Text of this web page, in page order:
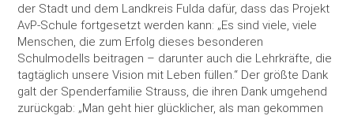
der Stadt und dem Landkreis Fulda dafür, dass das Projekt
AvP-Schule fortgesetzt werden kann: „Es sind viele, viele
Menschen, die zum Erfolg dieses besonderen
Schulmodells beitragen – darunter auch die Lehrkräfte, die
tagtäglich unsere Vision mit Leben füllen.“ Der größte Dank
galt der Spenderfamilie Strauss, die ihren Dank umgehend
zurückgab: „Man geht hier glücklicher, als man gekommen